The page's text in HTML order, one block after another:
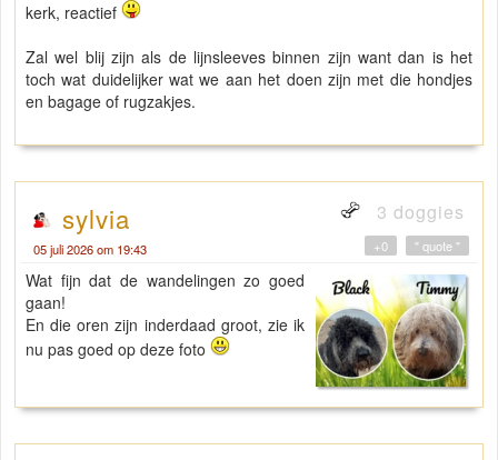
kerk, reactief
Zal wel blij zijn als de lijnsleeves binnen zijn want dan is het
toch wat duidelijker wat we aan het doen zijn met die hondjes
en bagage of rugzakjes.
sylvia 3 doggies
05 juli 2026 om 19:43 " quote "
+0
Wat fijn dat de wandelingen zo goed
gaan!
En die oren zijn inderdaad groot, zie ik
nu pas goed op deze foto